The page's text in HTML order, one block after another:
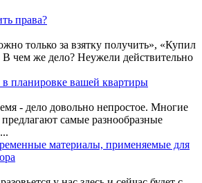
права?
только за взятку получить», «Купил
чем же дело? Неужели действительно
планировке вашей квартиры
- дело довольно непростое. Многие
самые разнообразные
материалы, применяемые для